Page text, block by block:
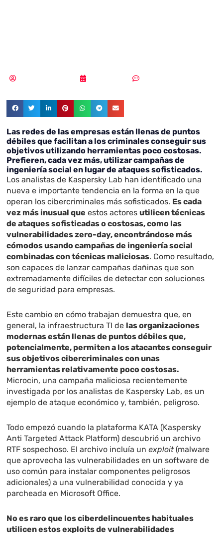
Las redes de las empresas están llenas de puntos
débiles que facilitan a los criminales conseguir sus
objetivos utilizando herramientas poco costosas.
Prefieren, cada vez más, utilizar campañas de
ingeniería social en lugar de ataques sofisticados.
Los analistas de Kaspersky Lab han identificado una
nueva e importante tendencia en la forma en la que
operan los cibercriminales más sofisticados. Es cada
vez más inusual que estos actoresutilicen técnicas
de ataques sofisticadas o costosas, como las
vulnerabilidades zero-day, encontrándose más
cómodos usando campañas de ingeniería social
combinadas con técnicas maliciosas. Como resultado,
son capaces de lanzar campañas dañinas que son
extremadamente difíciles de detectar con soluciones
de seguridad para empresas.
Este cambio en cómo trabajan demuestra que, en
general, la infraestructura TI de las organizaciones
modernas están llenas de puntos débiles que,
potencialmente, permiten a los atacantes conseguir
sus objetivos cibercriminales con unas
herramientas relativamente poco costosas.
Microcin, una campaña maliciosa recientemente
investigada por los analistas de Kaspersky Lab, es un
ejemplo de ataque económico y, también, peligroso.
Todo empezó cuando la plataforma KATA (Kaspersky
Anti Targeted Attack Platform) descubrió un archivo
RTF sospechoso. El archivo incluía unexploit (malware
que aprovecha las vulnerabilidades en un software de
uso común para instalar componentes peligrosos
adicionales) a una vulnerabilidad conocida y ya
parcheada en Microsoft Office.
No es raro que los ciberdelincuentes habituales
utilicen estos exploits de vulnerabilidades